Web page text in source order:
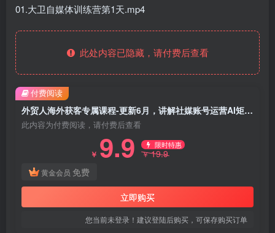
01.大卫自媒体训练营第1天.mp4
此处内容已隐藏，请付费后查看
外贸人海外获客专属课程-更新6月，讲解社媒账号运营AI矩阵玩法，社群实时答疑助力开发海外客户
此内容为付费阅读，请付费后查看
￥ 9.9 限时特惠
￥19.9
黄金会员 免费
立即购买
您当前未登录！建议登陆后购买，可保存购买订单
付费阅读